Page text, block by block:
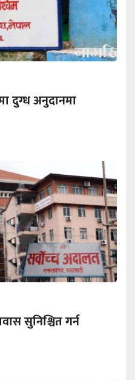
दुग्ध अनुदानमा
सुनिश्चित गर्न